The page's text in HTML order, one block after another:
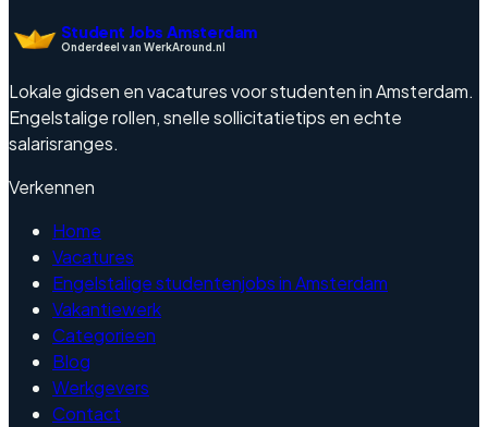
Student Jobs Amsterdam
Onderdeel van WerkAround.nl
Lokale gidsen en vacatures voor studenten in Amsterdam.
Engelstalige rollen, snelle sollicitatietips en echte
salarisranges.
Verkennen
Home
Vacatures
Engelstalige studentenjobs in Amsterdam
Vakantiewerk
Categorieen
Blog
Werkgevers
Contact